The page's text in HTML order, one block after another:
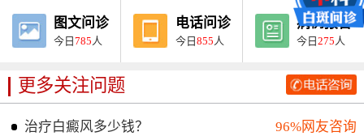
图文问诊
今日785 人
电话问诊
今日855 人
病例报告
今日275 人
更多关注问题
治疗白癜风多少钱？
96%网友咨询